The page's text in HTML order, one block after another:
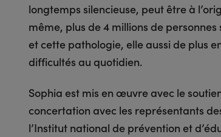
longtemps silencieuse, peut être à
même, plus de 4 millions de
et cette pathologie, elle aussi de plus
difficultés au quotidien.
Sophia est mis en œuvre avec le
concertation avec les représentants
l’Institut national de prévention et